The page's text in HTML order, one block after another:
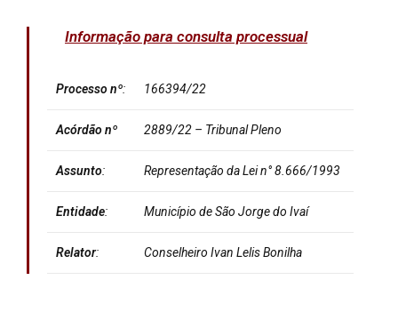
Informação para consulta processual
Processonº: 166394/22
Acórdão nº 2889/22 – Tribunal Pleno
Assunto: Representação da Lei n° 8.666/1993
Entidade: Município de São Jorge do Ivaí
Relator: Conselheiro Ivan Lelis Bonilha